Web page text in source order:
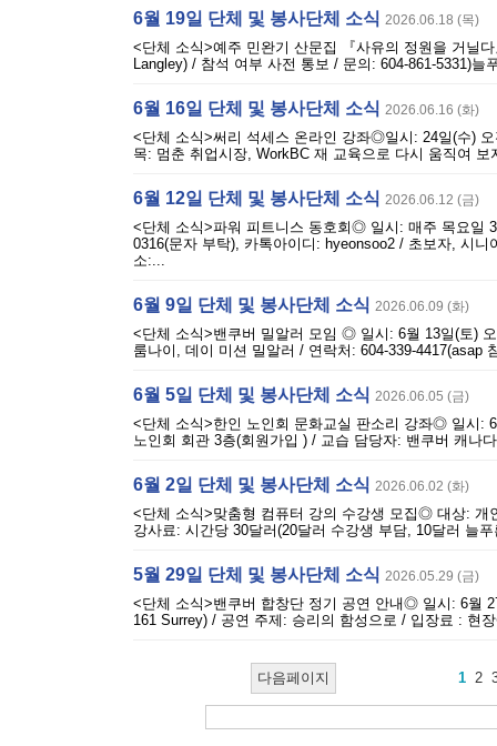
6월 19일 단체 및 봉사단체 소식 2026.06.18 (목)
<단체 소식>예주 민완기 산문집 『사유의 정원을 거닐
Langley) / 참석 여부 사전 통보 / 문의: 604-861-5331)
6월 16일 단체 및 봉사단체 소식 2026.06.16 (화)
<단체 소식>써리 석세스 온라인 강좌◎일시: 24일(수)
목: 멈춘 취업시장, WorkBC 재 교육으로 다시 움직여
6월 12일 단체 및 봉사단체 소식 2026.06.12 (금)
<단체 소식>파워 피트니스 동호회◎ 일시: 매주 목요일
0316(문자 부탁), 카톡아이디: hyeonsoo2 / 초보자, 시
소:...
6월 9일 단체 및 봉사단체 소식 2026.06.09 (화)
<단체 소식>밴쿠버 밀알러 모임 ◎ 일시: 6월 13일(토)
룸나이, 데이 미션 밀알러 / 연락처: 604-339-4417(asap
6월 5일 단체 및 봉사단체 소식 2026.06.05 (금)
<단체 소식>한인 노인회 문화교실 판소리 강좌◎ 일시:
노인회 회관 3층(회원가입 ) / 교습 담당자: 밴쿠버 캐나
6월 2일 단체 및 봉사단체 소식 2026.06.02 (화)
<단체 소식>맞춤형 컴퓨터 강의 수강생 모집◎ 대상: 개
강사료: 시간당 30달러(20달러 수강생 부담, 10달러 늘
5월 29일 단체 및 봉사단체 소식 2026.05.29 (금)
<단체 소식>밴쿠버 합창단 정기 공연 안내◎ 일시: 6월
161 Surrey) / 공연 주제: 승리의 함성으로 / 입장료 : 현
다음페이지 1 2